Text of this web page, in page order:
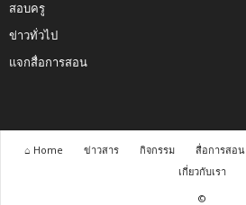
สอบครู
ข่าวทั่วไป
แจกสื่อการสอน
⌂ Home ข่าวสาร กิจกรรม สื่อการสอน
เกี่ยวกับเรา
©